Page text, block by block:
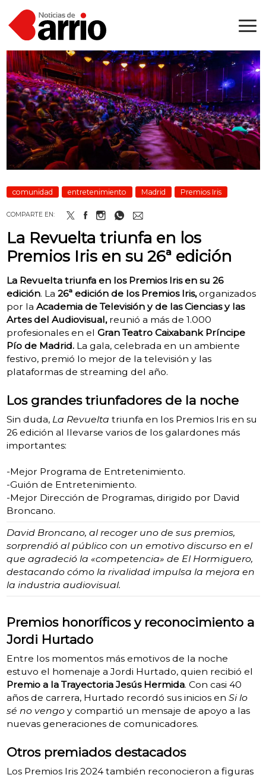
comunidad entretenimiento Madrid Premios Iris
COMPARTE EN:
La Revuelta triunfa en los
Premios Iris en su 26ª edición
La Revuelta triunfa en los Premios Iris en su 26
edición. La 26ª edición de los Premios Iris,organizados
por la Academia de Televisión y de las Ciencias y las
Artes del Audiovisual,reunió a más de 1.000
profesionales en el Gran Teatro Caixabank Príncipe
Pío de Madrid.La gala, celebrada en un ambiente
festivo, premió lo mejor de la televisión y las
plataformas de streaming del año.
Los grandes triunfadores de la noche
Sin duda, La Revuelta triunfa en los Premios Iris en su
26 edición al llevarse varios de los galardones más
importantes:
-Mejor Programa de Entretenimiento.
-Guión de Entretenimiento.
-Mejor Dirección de Programas, dirigido por David
Broncano.
David Broncano, al recoger uno de sus premios,
sorprendió al público con un emotivo discurso en el
que agradeció la «competencia» de El Hormiguero,
destacando cómo la rivalidad impulsa la mejora en
la industria audiovisual.
Premios honoríficos y reconocimiento a
Jordi Hurtado
Entre los momentos más emotivos de la noche
estuvo el homenaje a Jordi Hurtado, quien recibió el
Premio a la Trayectoria Jesús Hermida. Con casi 40
años de carrera, Hurtado recordó sus inicios en Si lo
sé no vengoy compartió un mensaje de apoyo a las
nuevas generaciones de comunicadores.
Otros premiados destacados
Los Premios Iris 2024 también reconocieron a figuras